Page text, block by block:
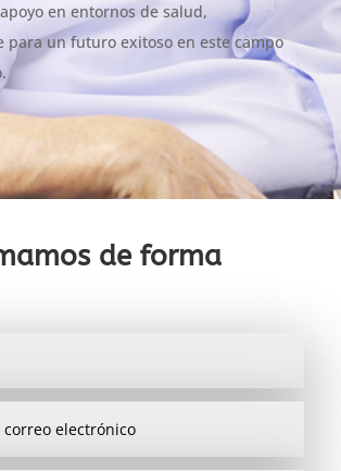
en entornos de salud,
para un futuro exitoso en este campo
de forma